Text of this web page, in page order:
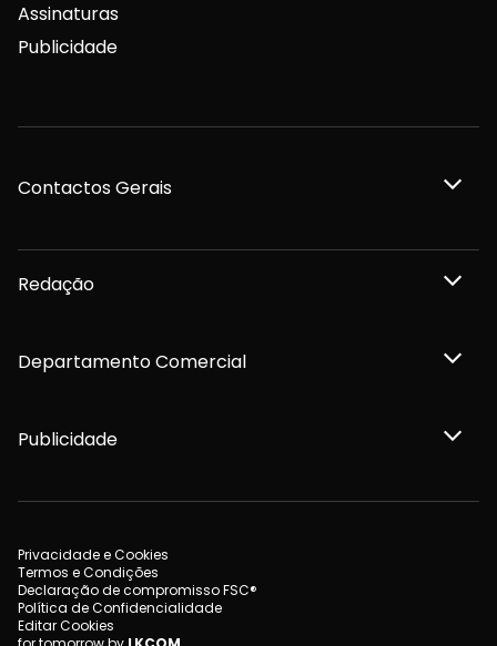
Assinaturas
Publicidade
Contactos Gerais
Redação
Departamento Comercial
Publicidade
Privacidade e Cookies
Termos e Condições
Declaração de compromisso FSC®
Política de Confidencialidade
Editar Cookies